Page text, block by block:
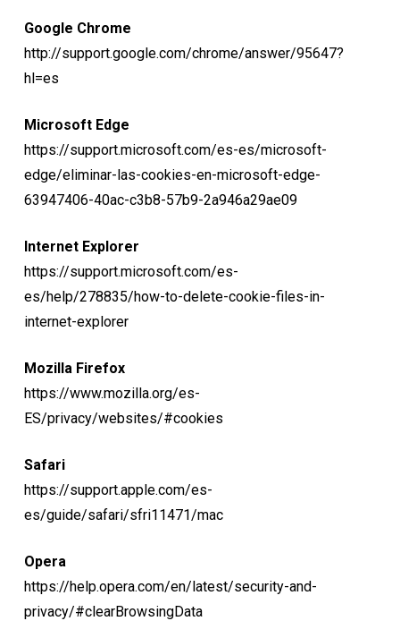
Google Chrome
http://support.google.com/chrome/answer/95647?
hl=es
Microsoft Edge
https://support.microsoft.com/es-es/microsoft-
edge/eliminar-las-cookies-en-microsoft-edge-
63947406-40ac-c3b8-57b9-2a946a29ae09
Internet Explorer
https://support.microsoft.com/es-
es/help/278835/how-to-delete-cookie-files-in-
internet-explorer
Mozilla Firefox
https://www.mozilla.org/es-
ES/privacy/websites/#cookies
Safari
https://support.apple.com/es-
es/guide/safari/sfri11471/mac
Opera
https://help.opera.com/en/latest/security-and-
privacy/#clearBrowsingData